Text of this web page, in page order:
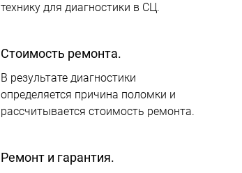
технику для диагностики в СЦ.
Стоимость ремонта.
В результате диагностики
определяется причина поломки и
рассчитывается стоимость ремонта.
Ремонт и гарантия.